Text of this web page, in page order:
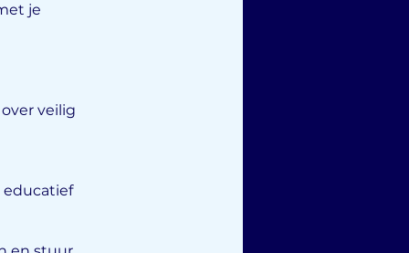
je
veilig
educatief